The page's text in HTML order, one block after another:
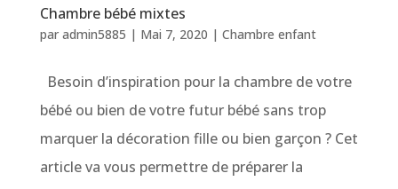
Chambre bébé mixtes
par admin5885 | Mai 7, 2020 | Chambre enfant
Besoin d’inspiration pour la chambre de votre
bébé ou bien de votre futur bébé sans trop
marquer la décoration fille ou bien garçon ? Cet
article va vous permettre de préparer la